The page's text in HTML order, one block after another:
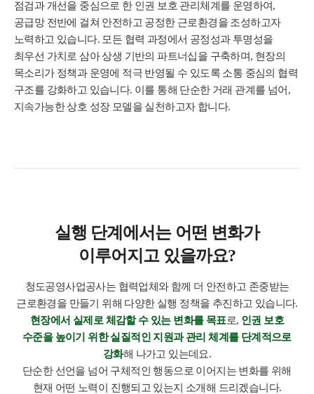
점검과 개선을 중심으로 한 인권 보호 관리체계를 운영하여,
공급망 전반에 걸쳐 안전하고 공정한 근로환경을 조성하고자
노력하고 있습니다. 모든 협력 과정에서 공정성과 투명성을
최우선 가치로 삼아 상생 기반의 파트너십을 구축하며, 현장의
목소리가 정책과 운영에 적극 반영될 수 있도록 소통 중심의 협력
구조를 강화하고 있습니다. 이를 통해 단순한 거래 관계를 넘어,
지속가능한 상호 성장 모델을 실천하고자 합니다.
실행 단계에서는 어떤 변화가
이루어지고 있을까요?
청도공영사업공사는 협력업체와 함께 더 안전하고 존중받는
근로환경을 만들기 위해 다양한 실행 정책을 추진하고 있습니다.
현장에서 실제로 체감할 수 있는 변화를 목표로, 인권 보호
수준을 높이기 위한 실질적인 지원과 관리 체계를 단계적으로
강화해 나가고 있는데요.
단순한 선언을 넘어 구체적인 행동으로 이어지는 변화를 위해
현재 어떤 노력이 진행되고 있는지 소개해 드리겠습니다.